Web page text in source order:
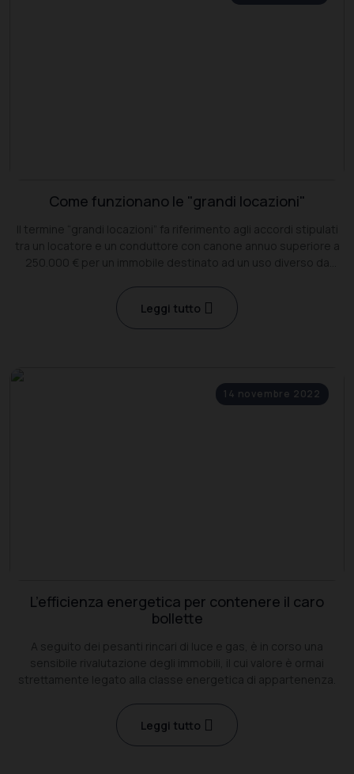
Come funzionano le "grandi locazioni"
Il termine “grandi locazioni” fa riferimento agli accordi stipulati
tra un locatore e un conduttore con canone annuo superiore a
250.000 € per un immobile destinato ad un uso diverso da
Leggi tutto
14 novembre 2022
L’efficienza energetica per contenere il caro
bollette
A seguito dei pesanti rincari di luce e gas, è in corso una
sensibile rivalutazione degli immobili, il cui valore è ormai
strettamente legato alla classe energetica di appartenenza.
Leggi tutto